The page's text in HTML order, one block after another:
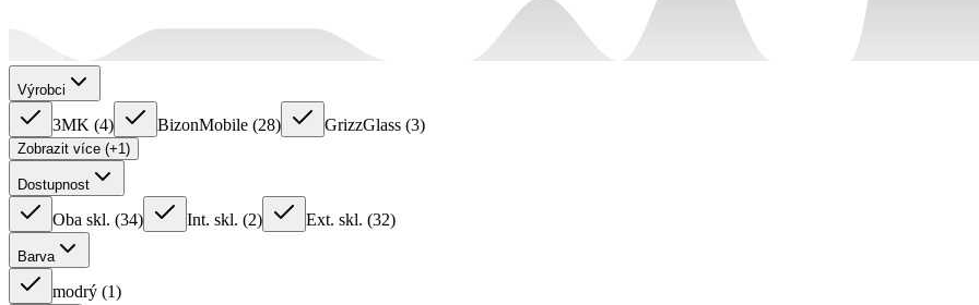
Výrobci
3MK (4) BizonMobile (28) GrizzGlass (3)
Zobrazit více (+1)
Dostupnost
Oba skl. (34) Int. skl. (2) Ext. skl. (32)
Barva
modrý (1)